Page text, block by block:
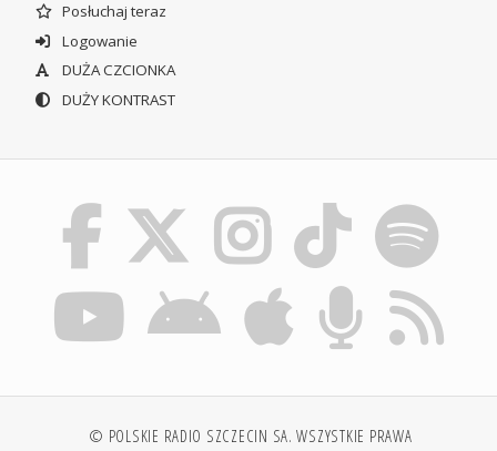
Posłuchaj teraz
Logowanie
DUŻA CZCIONKA
DUŻY KONTRAST
© POLSKIE RADIO SZCZECIN SA. WSZYSTKIE PRAWA